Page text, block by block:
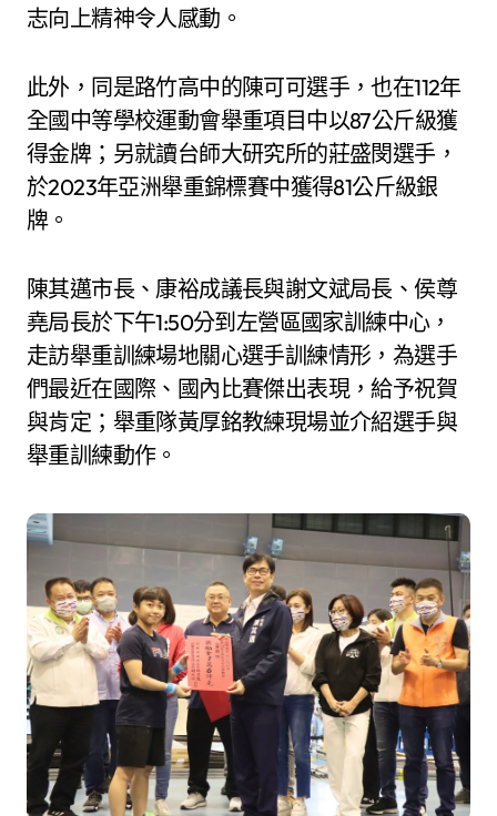
志向上精神令人感動。
此外，同是路竹高中的陳可可選手，也在112年
全國中等學校運動會舉重項目中以87公斤級獲
得金牌；另就讀台師大研究所的莊盛閔選手，
於2023年亞洲舉重錦標賽中獲得81公斤級銀
牌。
陳其邁市長、康裕成議長與謝文斌局長、侯尊
堯局長於下午1:50分到左營區國家訓練中心，
走訪舉重訓練場地關心選手訓練情形，為選手
們最近在國際、國內比賽傑出表現，給予祝賀
與肯定；舉重隊黃厚銘教練現場並介紹選手與
舉重訓練動作。